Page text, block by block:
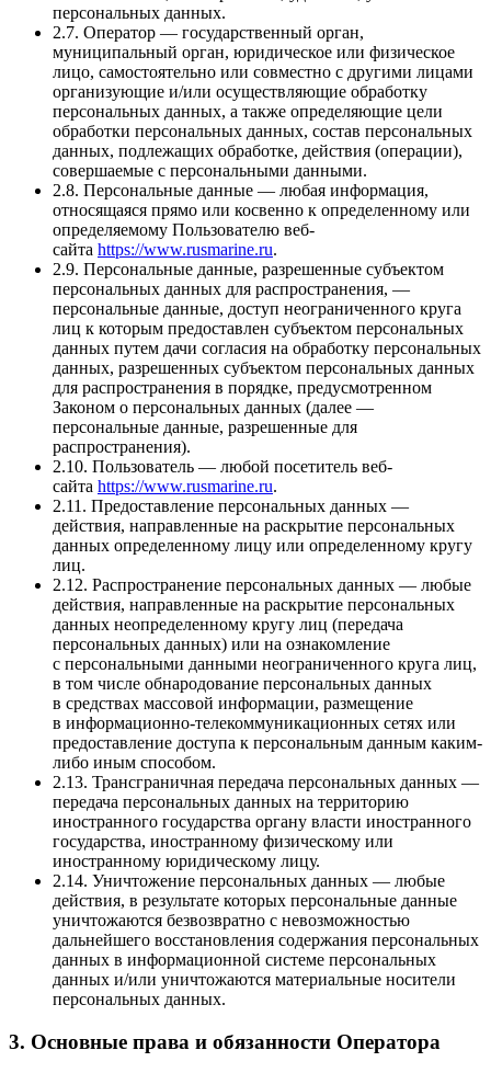
персональных данных.
2.7. Оператор — государственный орган,
муниципальный орган, юридическое или физическое
лицо, самостоятельно или совместно с другими лицами
организующие и/или осуществляющие обработку
персональных данных, а также определяющие цели
обработки персональных данных, состав персональных
данных, подлежащих обработке, действия (операции),
совершаемые с персональными данными.
2.8. Персональные данные — любая информация,
относящаяся прямо или косвенно к определенному или
определяемому Пользователю веб-
сайта https://www.rusmarine.ru.
2.9. Персональные данные, разрешенные субъектом
персональных данных для распространения, —
персональные данные, доступ неограниченного круга
лиц к которым предоставлен субъектом персональных
данных путем дачи согласия на обработку персональных
данных, разрешенных субъектом персональных данных
для распространения в порядке, предусмотренном
Законом о персональных данных (далее —
персональные данные, разрешенные для
распространения).
2.10. Пользователь — любой посетитель веб-
сайта https://www.rusmarine.ru.
2.11. Предоставление персональных данных —
действия, направленные на раскрытие персональных
данных определенному лицу или определенному кругу
лиц.
2.12. Распространение персональных данных — любые
действия, направленные на раскрытие персональных
данных неопределенному кругу лиц (передача
персональных данных) или на ознакомление
с персональными данными неограниченного круга лиц,
в том числе обнародование персональных данных
в средствах массовой информации, размещение
в информационно-телекоммуникационных сетях или
предоставление доступа к персональным данным каким-
либо иным способом.
2.13. Трансграничная передача персональных данных —
передача персональных данных на территорию
иностранного государства органу власти иностранного
государства, иностранному физическому или
иностранному юридическому лицу.
2.14. Уничтожение персональных данных — любые
действия, в результате которых персональные данные
уничтожаются безвозвратно с невозможностью
дальнейшего восстановления содержания персональных
данных в информационной системе персональных
данных и/или уничтожаются материальные носители
персональных данных.
3. Основные права и обязанности Оператора